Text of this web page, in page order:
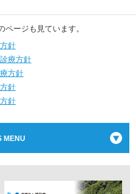
ージも見ています。
針
療方針
方針
針
針
MENU